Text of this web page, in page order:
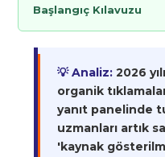
Başlangıç Kılavuzu
💡 Analiz: 2026
organik
yanıt panelinde
uzmanları artık
'kaynak